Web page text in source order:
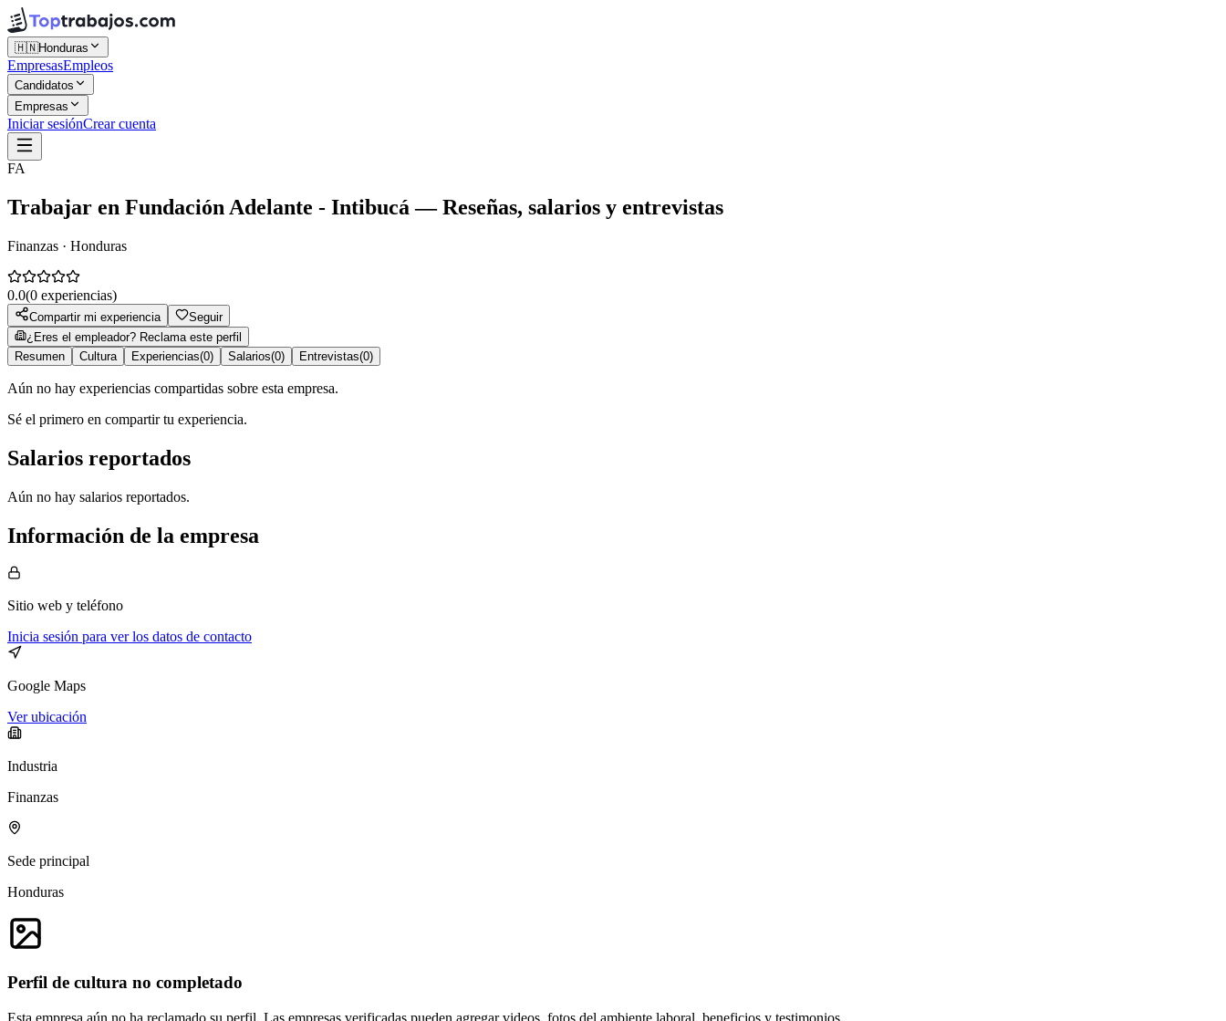
🇭🇳Honduras
EmpresasEmpleos
Candidatos
Empresas
Iniciar sesiónCrear cuenta
FA
Trabajar en Fundación Adelante - Intibucá — Reseñas, salarios y entrevistas
Finanzas · Honduras
0.0(0 experiencias)
Compartir mi experiencia
Seguir
¿Eres el empleador? Reclama este perfil
Resumen
Cultura Experiencias(0) Salarios(0) Entrevistas(0)
Aún no hay experiencias compartidas sobre esta empresa.
Sé el primero en compartir tu experiencia.
Salarios reportados
Aún no hay salarios reportados.
Información de la empresa
Sitio web y teléfono
Inicia sesión para ver los datos de contacto
Google Maps
Ver ubicación
Industria
Finanzas
Sede principal
Honduras
Perfil de cultura no completado
Esta empresa aún no ha reclamado su perfil. Las empresas verificadas pueden agregar videos, fotos del ambiente laboral, beneficios y testimonios.